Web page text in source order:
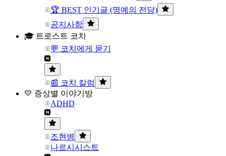
🏆 BEST 인기글 (명예의 전당)
공지사항
🎓 트로스트 코치
💬 코치에게 묻기
📰 코치 칼럼
💛 증상별 이야기방
ADHD
조현병
나르시시스트